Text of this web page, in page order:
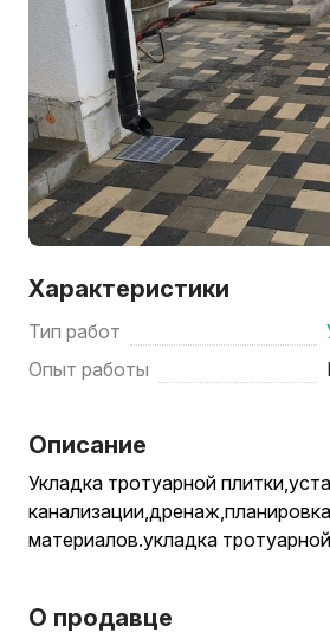
Характеристики
Тип работ
Опыт работы
Описание
Укладка тротуарной
материалов.укладка
О продавце